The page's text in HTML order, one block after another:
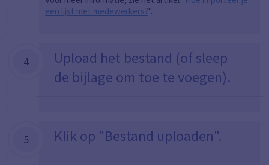
een lijst met medewerkers?".
4
Upload het bestand (of sleep
de bijlage om toe te voegen).
5 Klik op "Bestand uploaden".